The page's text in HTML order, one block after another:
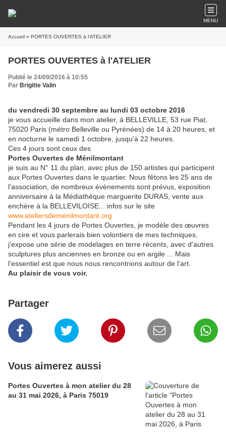
MENU
Accueil » PORTES OUVERTES à l'ATELIER
PORTES OUVERTES à l'ATELIER
Publié le 24/09/2016 à 10:55
Par Brigitte Valin
du vendredi 30 septembre au lundi 03 octobre 2016
je vous accueille dans mon atelier, à BELLEVILLE, 53 rue Piat,
75020 Paris (métro Belleville ou Pyrénées) de 14 à 20 heures, et
en nocturne le samedi 1 octobre, jusqu'à 22 heures.
Ces 4 jours sont ceux des
Portes Ouvertes de Ménilmontant
je suis au N° 11 du plan, avec plus de 150 artistes qui participent
aux Portes Ouvertes dans le quartier. Nous fêtons les 25 ans de
l'association, de nombreux évènements sont prévus, exposition
anniversaire à la Médiathèque marguerite DURAS, vente aux
enchère à la BELLEVILOISE... infos sur le site
www.ateliersdemenilmontant.org
Pendant les 4 jours de Portes Ouvertes, je modèle des œuvres
en cire et vous parlerais bien volontiers de mes techniques,
j'expose une série de modelages en terre récents, avec d'autres
sculptures plus anciennes en bronze ou en argile ... Mais
l'essentiel est que nous nous rencontrions autour de l'art.
Au plaisir de vous voir.
Partager
Vous aimerez aussi
Portes Ouvertes à mon atelier du 28
au 31 mai 2026, à Paris 75019